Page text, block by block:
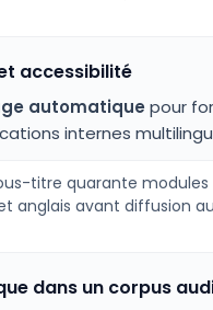
accessibilité
automatique pour
internes
titre quarante
anglais avant diffusion
dans un corpus